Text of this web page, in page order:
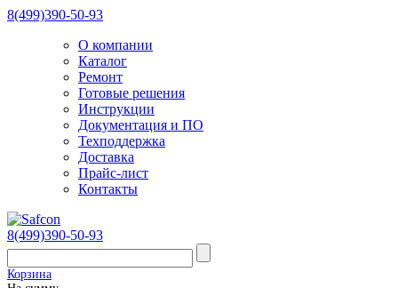
8(499)390-50-93
О компании
Каталог
Ремонт
Готовые решения
Инструкции
Документация и ПО
Техподдержка
Доставка
Прайс-лист
Контакты
8(499)390-50-93
Корзина